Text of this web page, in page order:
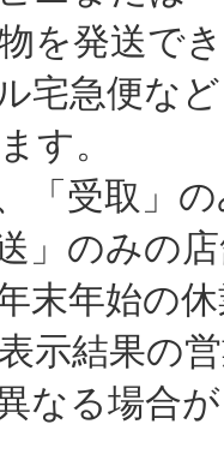
を発送で
急便など
す。
受取」の
のみの店
末年始の
示結果の
る場合が